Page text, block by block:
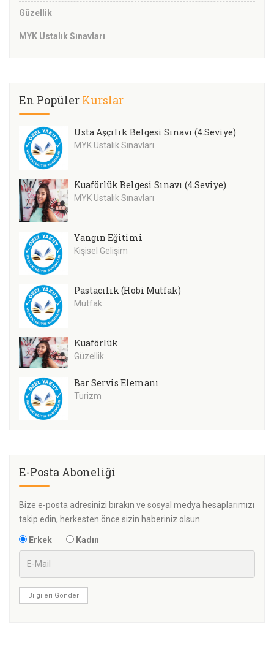
Güzellik
MYK Ustalık Sınavları
En Popüler Kurslar
Usta Aşçılık Belgesi Sınavı (4.Seviye)
MYK Ustalık Sınavları
Kuaförlük Belgesi Sınavı (4.Seviye)
MYK Ustalık Sınavları
Yangın Eğitimi
Kişisel Gelişim
Pastacılık (Hobi Mutfak)
Mutfak
Kuaförlük
Güzellik
Bar Servis Elemanı
Turizm
E-Posta Aboneliği
Bize e-posta adresinizi bırakın ve sosyal medya hesaplarımızı
takip edin, herkesten önce sizin haberiniz olsun.
Erkek Kadın
Bilgileri Gönder